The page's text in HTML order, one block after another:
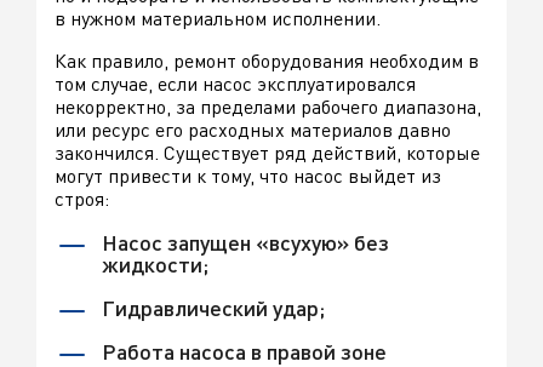
в нужном материальном исполнении.
Как правило, ремонт оборудования необходим в
том случае, если насос эксплуатировался
некорректно, за пределами рабочего диапазона,
или ресурс его расходных материалов давно
закончился. Существует ряд действий, которые
могут привести к тому, что насос выйдет из
строя:
Насос запущен «всухую» без
жидкости;
Гидравлический удар;
Работа насоса в правой зоне